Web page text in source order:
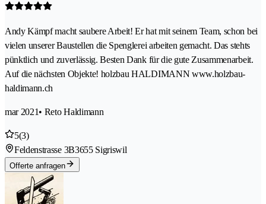
Andy Kämpf macht saubere Arbeit! Er hat mit seinem Team, schon bei
vielen unserer Baustellen die Spenglerei arbeiten gemacht. Das stehts
pünktlich und zuverlässig. Besten Dank für die gute Zusammenarbeit.
Auf die nächsten Objekte! holzbau HALDIMANN www.holzbau-
haldimann.ch
mar 2021• Reto Haldimann
5(3)
Feldenstrasse 3B3655 Sigriswil
Offerte anfragen